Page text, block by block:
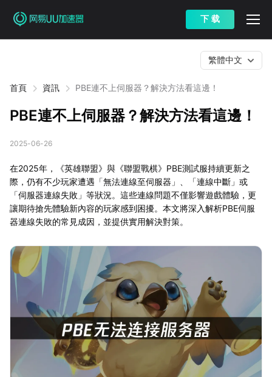
下 载
首頁 資訊 PBE連不上伺服器？解決方法看這邊！
繁體中文
PBE連不上伺服器？解決方法看這邊！
2025-06-26
在2025年，《英雄聯盟》與《聯盟戰棋》PBE測試服持續更新之
際，仍有不少玩家遭遇「無法連線至伺服器」、「連線中斷」或
「伺服器連線失敗」等狀況。這些連線問題不僅影響遊戲體驗，更
讓期待搶先體驗新內容的玩家感到困擾。本文將深入解析PBE伺服
器連線失敗的常見成因，並提供實用解決對策。